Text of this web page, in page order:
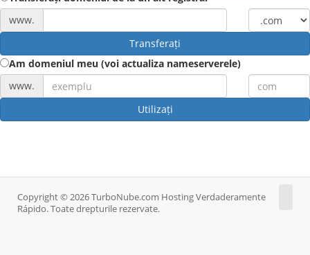
www.
Transferați
Am domeniul meu (voi actualiza nameserverele)
www.
Utilizați
Copyright © 2026 TurboNube.com Hosting Verdaderamente
Rápido. Toate drepturile rezervate.